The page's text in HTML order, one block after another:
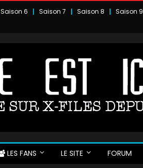
Saison 6 Saison 7 Saison 8 Saison 9
LES FANS LE SITE FORUM